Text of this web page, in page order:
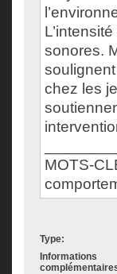
sonores.
chez les
MOTS-
Type:
Informations